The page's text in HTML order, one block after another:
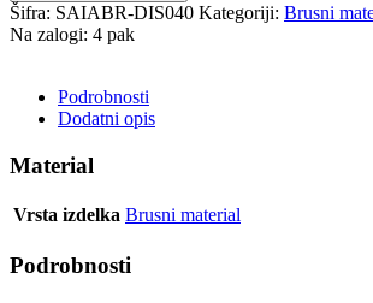
Šifra: SAIABR-DIS040 Kategoriji: Brusni
Na zalogi: 4 pak
Podrobnosti
Dodatni opis
Material
Vrsta izdelka Brusni material
Podrobnosti